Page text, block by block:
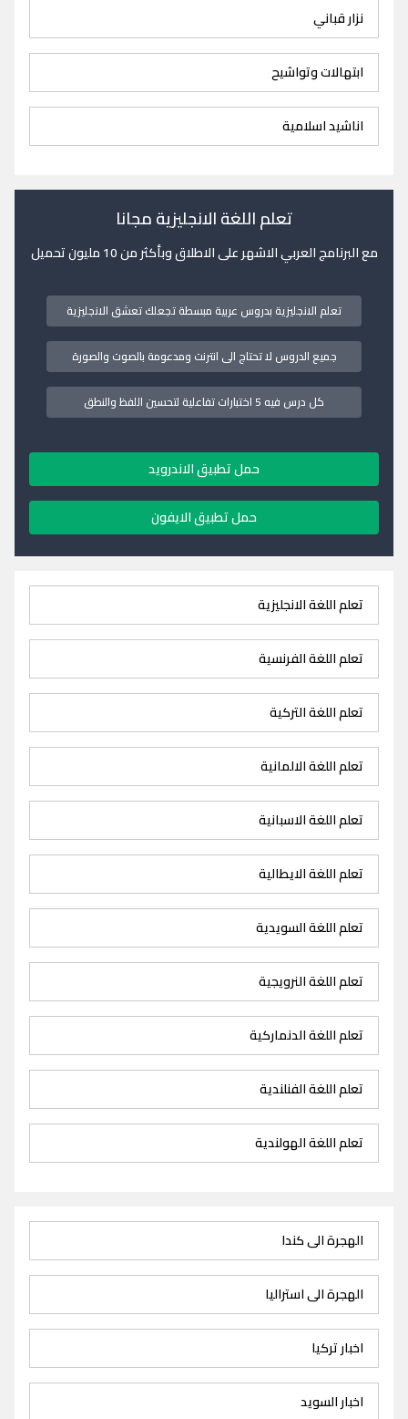
نزار قباني
ابتهالات وتواشيح
اناشيد اسلامية
تعلم اللغة الانجليزية مجانا
مع البرنامج العربي الاشهر على الاطلاق وبأكثر من 10 مليون تحميل
تعلم الانجليزية بدروس عربية مبسطة تجعلك تعشق الانجليزية
جميع الدروس لا تحتاج الى انترنت ومدعومة بالصوت والصورة
كل درس فيه 5 اختبارات تفاعلية لتحسين اللفظ والنطق
حمل تطبيق الاندرويد
حمل تطبيق الايفون
تعلم اللغة الانجليزية
تعلم اللغة الفرنسية
تعلم اللغة التركية
تعلم اللغة الالمانية
تعلم اللغة الاسبانية
تعلم اللغة الايطالية
تعلم اللغة السويدية
تعلم اللغة النرويجية
تعلم اللغة الدنماركية
تعلم اللغة الفنلندية
تعلم اللغة الهولندية
الهجرة الى كندا
الهجرة الى استراليا
اخبار تركيا
اخبار السويد